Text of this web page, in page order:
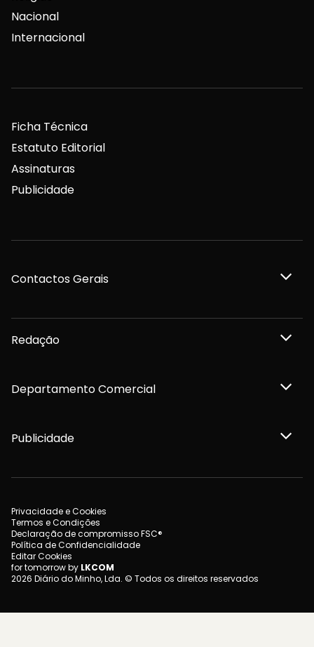
Nacional
Internacional
Ficha Técnica
Estatuto Editorial
Assinaturas
Publicidade
Contactos Gerais
Redação
Departamento Comercial
Publicidade
Privacidade e Cookies
Termos e Condições
Declaração de compromisso FSC®
Política de Confidencialidade
Editar Cookies
for tomorrow by LKCOM
2026 Diário do Minho, Lda. © Todos os direitos reservados